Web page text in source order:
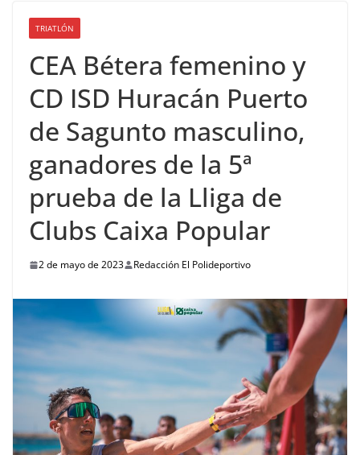
TRIATLÓN
CEA Bétera femenino y
CD ISD Huracán Puerto
de Sagunto masculino,
ganadores de la 5ª
prueba de la Lliga de
Clubs Caixa Popular
2 de mayo de 2023 Redacción El Polideportivo